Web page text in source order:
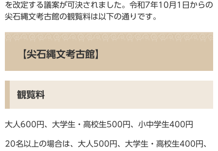
を改定する議案が可決されました。令和7年10月1日からの
尖石縄文考古館の観覧料は以下の通りです。
【尖石縄文考古館】
観覧料
大人600円、大学生・高校生500円、小中学生400円
20名以上の場合は、大人500円、大学生・高校生400円、